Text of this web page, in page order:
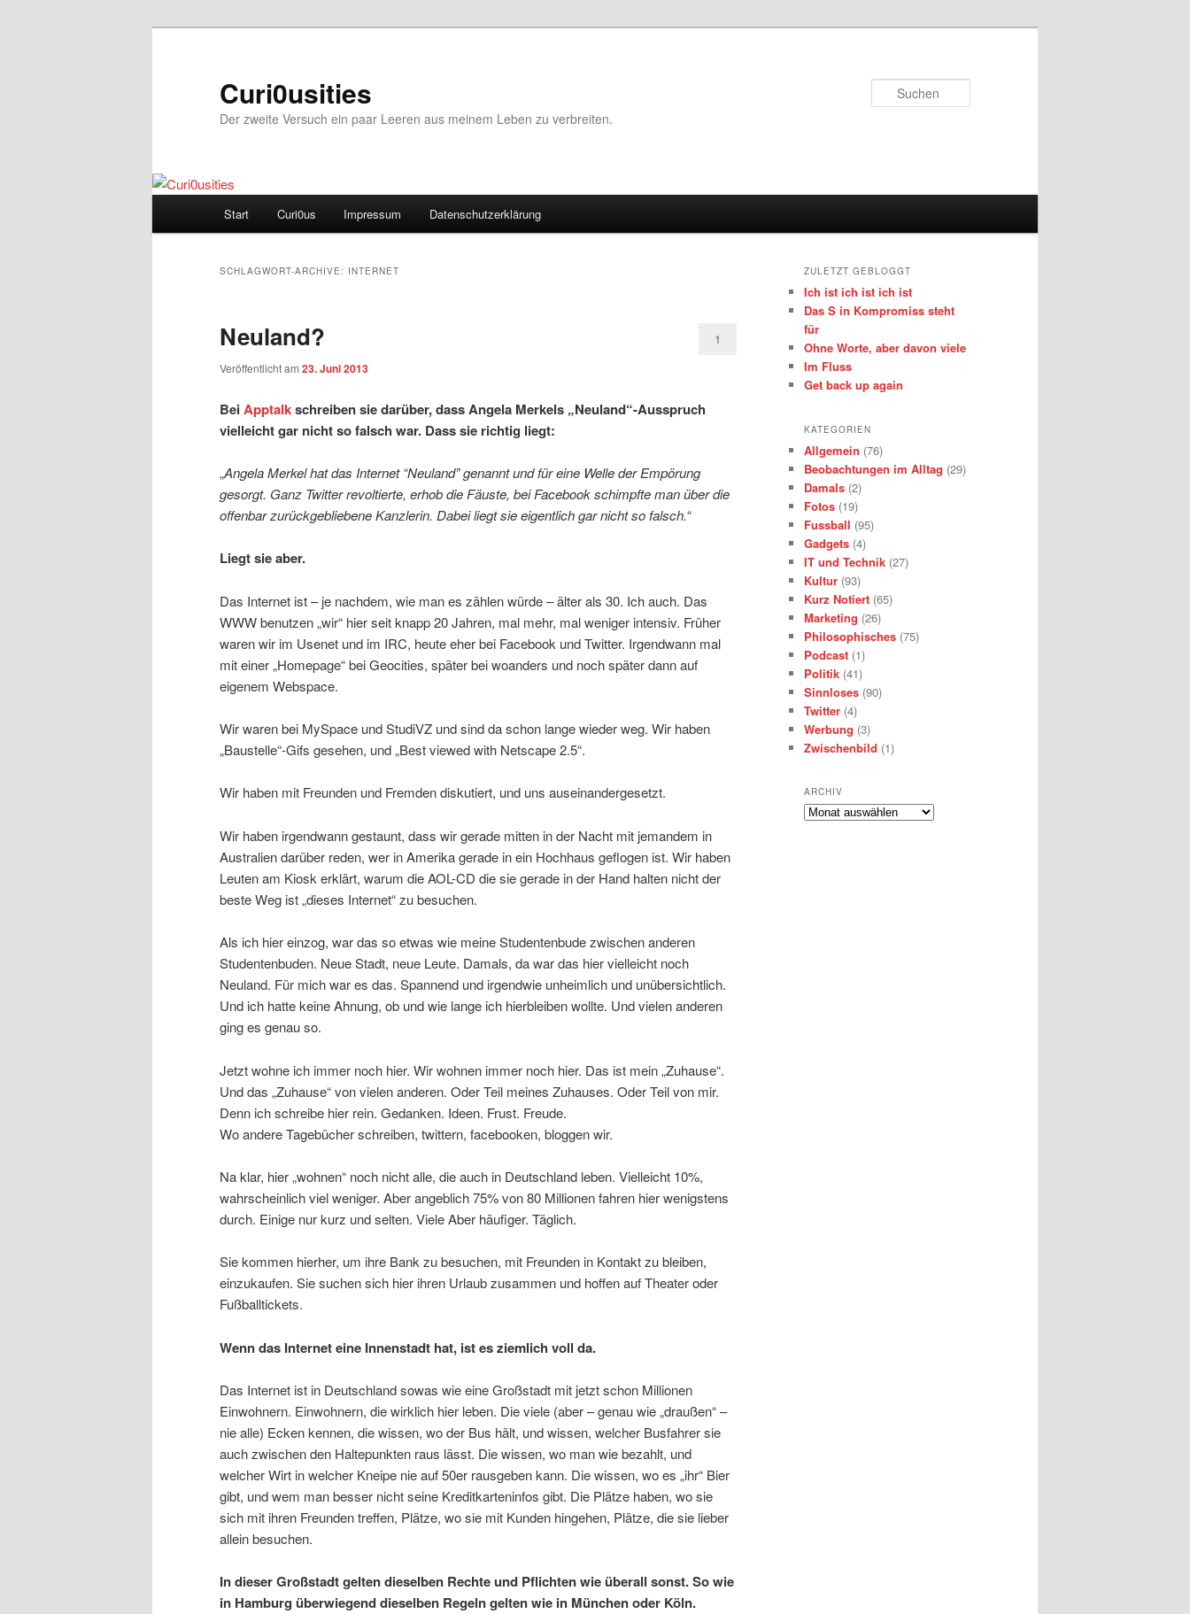
Curi0usities
Der zweite Versuch ein paar Leeren aus meinem Leben zu verbreiten.
Start Curi0us Impressum Datenschutzerklärung
SCHLAGWORT-ARCHIVE: INTERNET
Neuland?
Veröffentlicht am 23. Juni 2013
1
BeiApptalkschreiben sie darüber, dass Angela Merkels „Neuland“-Ausspruch
vielleicht gar nicht so falsch war. Dass sie richtig liegt:
„Angela Merkel hat das Internet “Neuland” genannt und für eine Welle der Empörung
gesorgt. Ganz Twitter revoltierte, erhob die Fäuste, bei Facebook schimpfte man über die
offenbar zurückgebliebene Kanzlerin. Dabei liegt sie eigentlich gar nicht so falsch.“
Liegt sie aber.
Das Internet ist – je nachdem, wie man es zählen würde – älter als 30. Ich auch. Das
WWW benutzen „wir“ hier seit knapp 20 Jahren, mal mehr, mal weniger intensiv. Früher
waren wir im Usenet und im IRC, heute eher bei Facebook und Twitter. Irgendwann mal
mit einer „Homepage“ bei Geocities, später bei woanders und noch später dann auf
eigenem Webspace.
Wir waren bei MySpace und StudiVZ und sind da schon lange wieder weg. Wir haben
„Baustelle“-Gifs gesehen, und „Best viewed with Netscape 2.5“.
Wir haben mit Freunden und Fremden diskutiert, und uns auseinandergesetzt.
Wir haben irgendwann gestaunt, dass wir gerade mitten in der Nacht mit jemandem in
Australien darüber reden, wer in Amerika gerade in ein Hochhaus geflogen ist. Wir haben
Leuten am Kiosk erklärt, warum die AOL-CD die sie gerade in der Hand halten nicht der
beste Weg ist „dieses Internet“ zu besuchen.
Als ich hier einzog, war das so etwas wie meine Studentenbude zwischen anderen
Studentenbuden. Neue Stadt, neue Leute. Damals, da war das hier vielleicht noch
Neuland. Für mich war es das. Spannend und irgendwie unheimlich und unübersichtlich.
Und ich hatte keine Ahnung, ob und wie lange ich hierbleiben wollte. Und vielen anderen
ging es genau so.
Jetzt wohne ich immer noch hier. Wir wohnen immer noch hier. Das ist mein „Zuhause“.
Und das „Zuhause“ von vielen anderen. Oder Teil meines Zuhauses. Oder Teil von mir.
Denn ich schreibe hier rein. Gedanken. Ideen. Frust. Freude.
Wo andere Tagebücher schreiben, twittern, facebooken, bloggen wir.
Na klar, hier „wohnen“ noch nicht alle, die auch in Deutschland leben. Vielleicht 10%,
wahrscheinlich viel weniger. Aber angeblich 75% von 80 Millionen fahren hier wenigstens
durch. Einige nur kurz und selten. Viele Aber häufiger. Täglich.
Sie kommen hierher, um ihre Bank zu besuchen, mit Freunden in Kontakt zu bleiben,
einzukaufen. Sie suchen sich hier ihren Urlaub zusammen und hoffen auf Theater oder
Fußballtickets.
Wenn das Internet eine Innenstadt hat, ist es ziemlich voll da.
Das Internet ist in Deutschland sowas wie eine Großstadt mit jetzt schon Millionen
Einwohnern. Einwohnern, die wirklich hier leben. Die viele (aber – genau wie „draußen“ –
nie alle) Ecken kennen, die wissen, wo der Bus hält, und wissen, welcher Busfahrer sie
auch zwischen den Haltepunkten raus lässt. Die wissen, wo man wie bezahlt, und
welcher Wirt in welcher Kneipe nie auf 50er rausgeben kann. Die wissen, wo es „ihr“ Bier
gibt, und wem man besser nicht seine Kreditkarteninfos gibt. Die Plätze haben, wo sie
sich mit ihren Freunden treffen, Plätze, wo sie mit Kunden hingehen, Plätze, die sie lieber
allein besuchen.
In dieser Großstadt gelten dieselben Rechte und Pflichten wie überall sonst. So wie
in Hamburg überwiegend dieselben Regeln gelten wie in München oder Köln.
ZULETZT GEBLOGGT
Ich ist ich ist ich ist
Das S in Kompromiss steht
für
Ohne Worte, aber davon viele
Im Fluss
Get back up again
KATEGORIEN
Allgemein (76)
Beobachtungen im Alltag (29)
Damals (2)
Fotos (19)
Fussball (95)
Gadgets (4)
IT und Technik (27)
Kultur (93)
Kurz Notiert (65)
Marketing (26)
Philosophisches (75)
Podcast (1)
Politik (41)
Sinnloses (90)
Twitter (4)
Werbung (3)
Zwischenbild (1)
ARCHIV
Archiv